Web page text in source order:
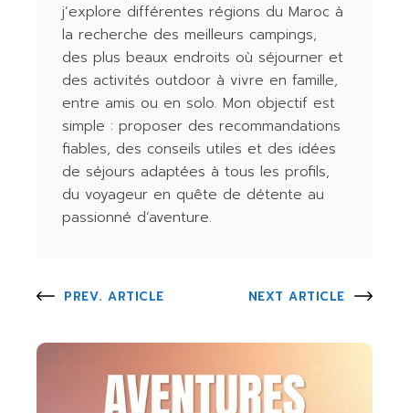
j’explore différentes régions du Maroc à
la recherche des meilleurs campings,
des plus beaux endroits où séjourner et
des activités outdoor à vivre en famille,
entre amis ou en solo. Mon objectif est
simple : proposer des recommandations
fiables, des conseils utiles et des idées
de séjours adaptées à tous les profils,
du voyageur en quête de détente au
passionné d’aventure.
PREV. ARTICLE NEXT ARTICLE